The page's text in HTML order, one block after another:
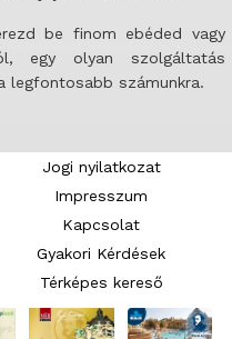
be finom ebéded vagy
egy olyan szolgáltatás
legfontosabb számunkra.
Jogi nyilatkozat
Impresszum
Kapcsolat
Gyakori Kérdések
Térképes kereső